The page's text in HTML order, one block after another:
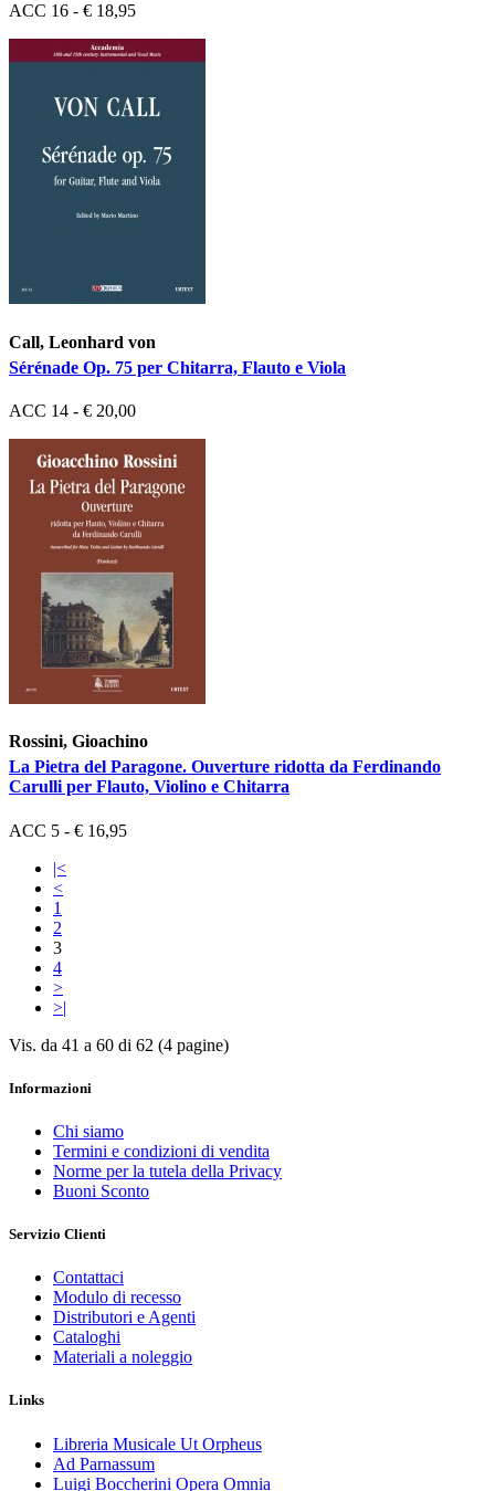
ACC 16 - € 18,95
Call, Leonhard von
Sérénade Op. 75 per Chitarra, Flauto e Viola
ACC 14 - € 20,00
Rossini, Gioachino
La Pietra del Paragone. Ouverture ridotta da Ferdinando
Carulli per Flauto, Violino e Chitarra
ACC 5 - € 16,95
|<
<
1
2
3
4
>
>|
Vis. da 41 a 60 di 62 (4 pagine)
Informazioni
Chi siamo
Termini e condizioni di vendita
Norme per la tutela della Privacy
Buoni Sconto
Servizio Clienti
Contattaci
Modulo di recesso
Distributori e Agenti
Cataloghi
Materiali a noleggio
Links
Libreria Musicale Ut Orpheus
Ad Parnassum
Luigi Boccherini Opera Omnia